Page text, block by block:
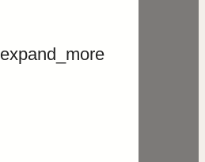
expand_more